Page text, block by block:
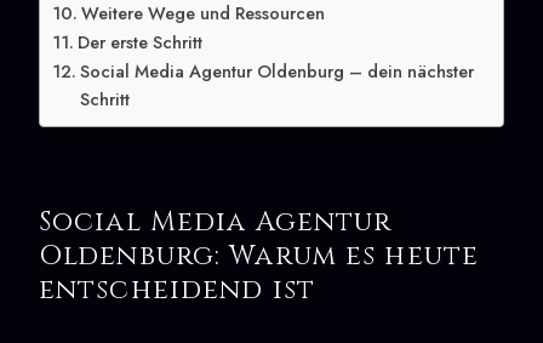
Weitere Wege und Ressourcen
Der erste Schritt
Social Media Agentur Oldenburg – dein nächster
Schritt
Social Media Agentur
Oldenburg: Warum es heute
entscheidend ist